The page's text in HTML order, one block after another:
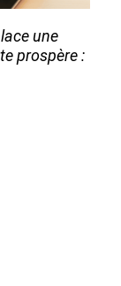
une
prospère :